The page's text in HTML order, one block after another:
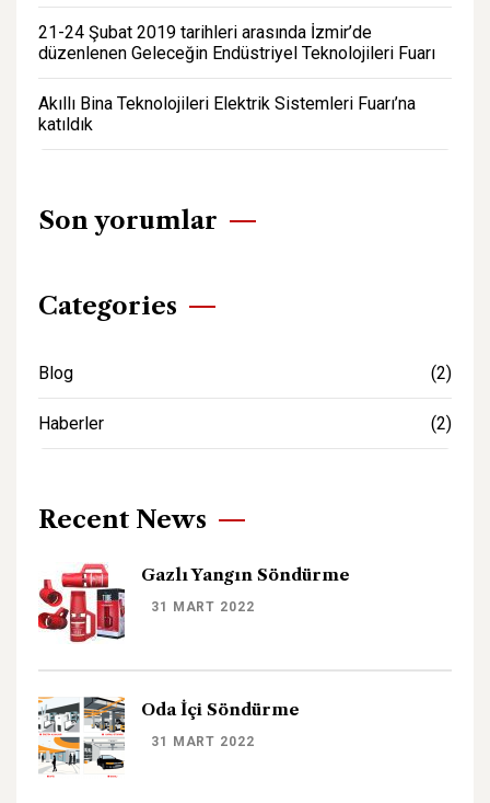
21-24 Şubat 2019 tarihleri arasında İzmir’de
düzenlenen Geleceğin Endüstriyel Teknolojileri Fuarı
Akıllı Bina Teknolojileri Elektrik Sistemleri Fuarı’na
katıldık
Son yorumlar
Categories
Blog (2)
Haberler (2)
Recent News
Gazlı Yangın Söndürme
31 MART 2022
Oda İçi Söndürme
31 MART 2022